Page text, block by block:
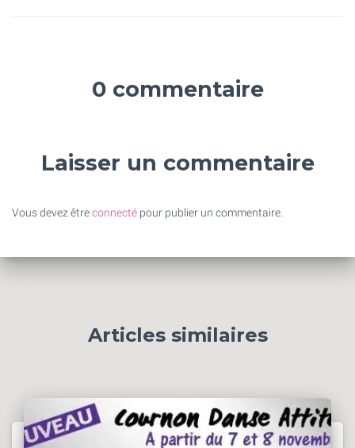
0 commentaire
Laisser un commentaire
Vous devez êtreconnecté pour publier un commentaire.
Articles similaires